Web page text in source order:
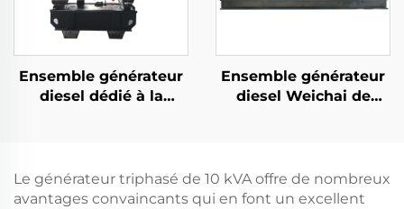
50HZ/60HZ
Ensemble générateur
diesel dédié à la
Ensemble générateur
diesel Weichai de
en énergie
Le générateur triphasé de 10 kVA offre de nombreux
avantages convaincants qui en font un excellent